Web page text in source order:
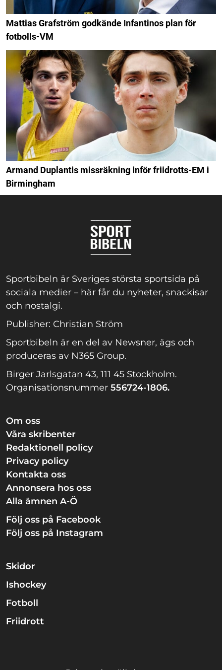
Mattias Grafström godkände Infantinos plan för
fotbolls-VM
Armand Duplantis missräkning inför friidrotts-EM i
Birmingham
Sportbibeln är Sveriges största sportsida på
sociala medier – här får du nyheter, snackisar
och nostalgi.
Publisher: Christian Ström
Sportbibeln är en del av Newsner, ägs och
produceras av N365 Group.
Birger Jarlsgatan 43, 111 45 Stockholm.
Organisationsnummer 556724-1806.
Om oss
Våra skribenter
Redaktionell policy
Privacy policy
Kontakta oss
Annonsera hos oss
Alla ämnen A-Ö
Följ oss på Facebook
Följ oss på Instagram
Skidor
Ishockey
Fotboll
Friidrott